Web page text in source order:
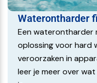
Koppelingen voor op
meegeleverd. Een
zonder probleem zelf
Kies dan voor
Druppa monteur van
Welk onderhoud is
Waterontharder
Een waterontharder
oplossing voor hard
veroorzaken in
leer je meer over